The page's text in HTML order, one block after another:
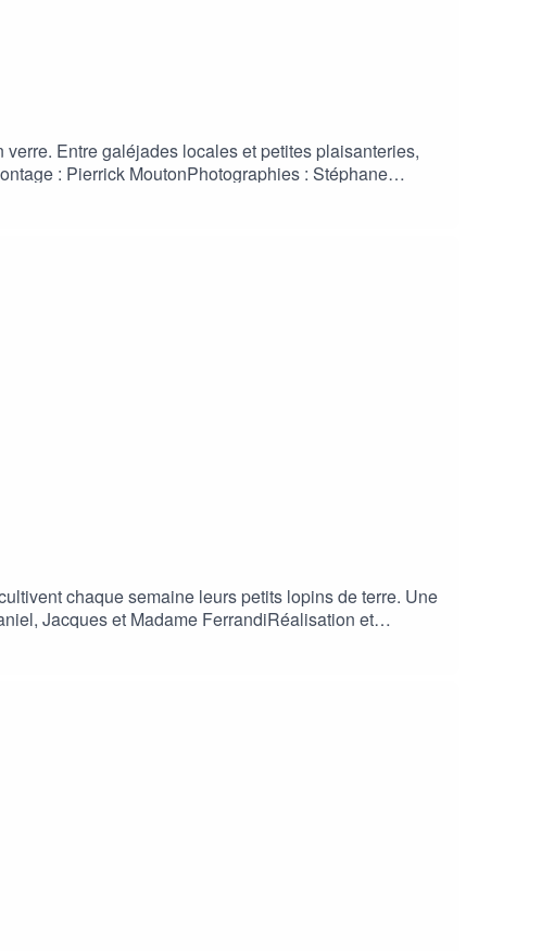
Entre galéjades locales et petites plaisanteries,
: Pierrick MoutonPhotographies : Stéphane
Massilia Sound System – Qu’elle est bleue,
chaque semaine leurs petits lopins de terre. Une
Jacques et Madame FerrandiRéalisation et
vieGeorges Chelon – Morte saison (1966)